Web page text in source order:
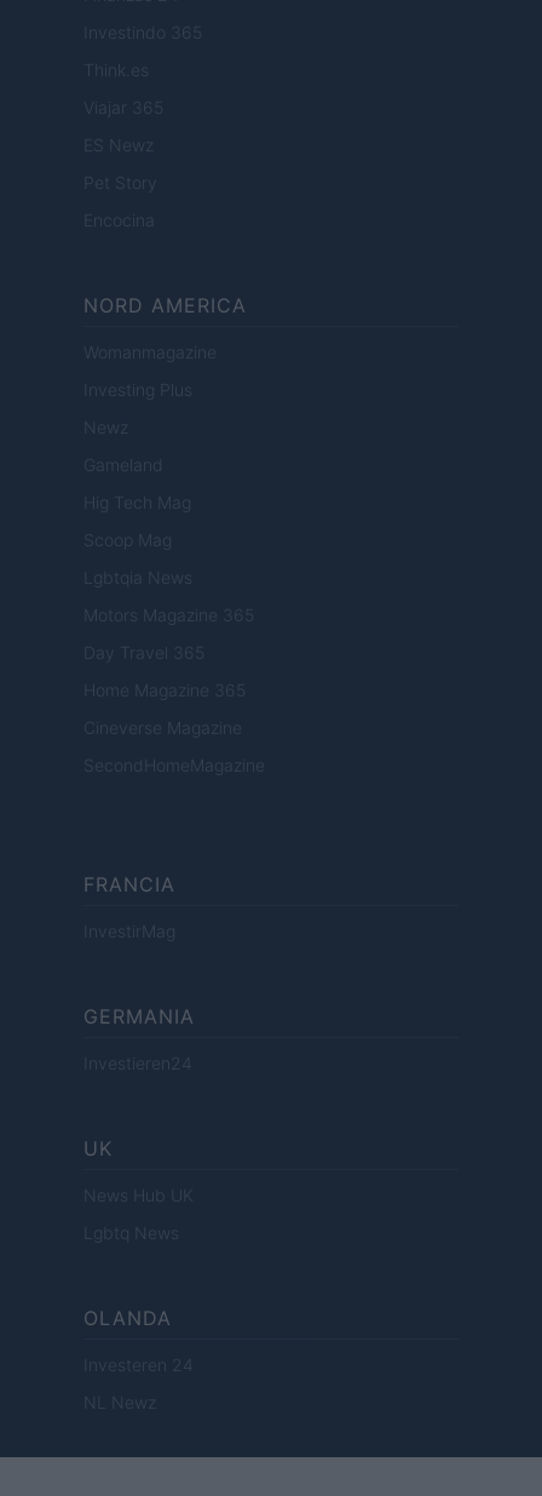
Investindo 365
Think.es
Viajar 365
ES Newz
Pet Story
Encocina
NORD AMERICA
Womanmagazine
Investing Plus
Newz
Gameland
Hig Tech Mag
Scoop Mag
Lgbtqia News
Motors Magazine 365
Day Travel 365
Home Magazine 365
Cineverse Magazine
SecondHomeMagazine
FRANCIA
InvestirMag
GERMANIA
Investieren24
UK
News Hub UK
Lgbtq News
OLANDA
Investeren 24
NL Newz